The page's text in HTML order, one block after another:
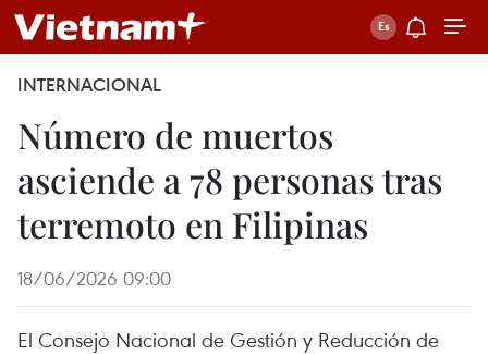
INTERNACIONAL
Número de muertos
asciende a 78 personas tras
terremoto en Filipinas
18/06/2026 09:00
El Consejo Nacional de Gestión y Reducción de